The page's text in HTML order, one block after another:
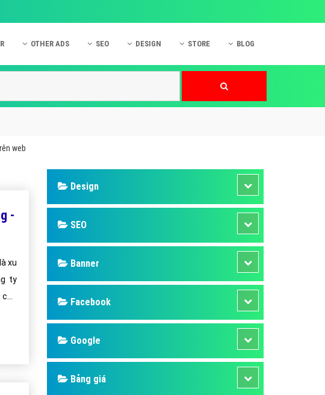
OTHER ADS
Quảng cáo Skype
Quảng cáo TVC
Quảng cáo Cốc Cốc
Phần mềm ứng dụng hay
Hỏi đáp quảng cáo mobile
Hỏi đáp quảng cáo Online
Hỏi đáp quảng cáo Skype
SEO DESIGN STORE BLOG
web
-
xu
ty